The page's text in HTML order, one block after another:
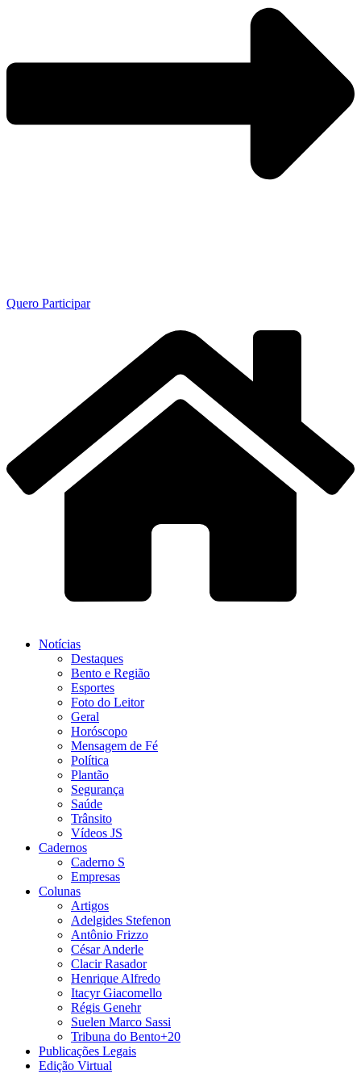
Quero Participar
Notícias
Destaques
Bento e Região
Esportes
Foto do Leitor
Geral
Horóscopo
Mensagem de Fé
Política
Plantão
Segurança
Saúde
Trânsito
Vídeos JS
Cadernos
Caderno S
Empresas
Colunas
Artigos
Adelgides Stefenon
Antônio Frizzo
César Anderle
Clacir Rasador
Henrique Alfredo
Itacyr Giacomello
Régis Genehr
Suelen Marco Sassi
Tribuna do Bento+20
Publicações Legais
Edição Virtual